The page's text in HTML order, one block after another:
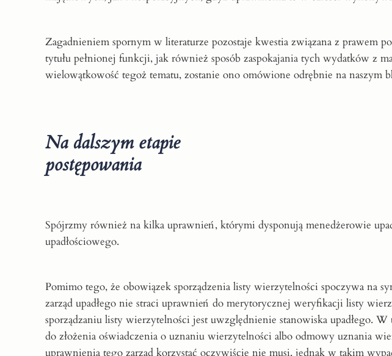
Zagadnieniem spornym w literaturze pozostaje kwestia związana z prawem
tytułu pełnionej funkcji, jak również sposób zaspokajania tych wydatków z
wielowątkowość tegoż tematu, zostanie ono omówione odrębnie na naszym
Na dalszym etapie
postępowania
Spójrzmy również na kilka uprawnień, którymi dysponują menedżerowie
upadłościowego.
Pomimo tego, że obowiązek sporządzenia listy wierzytelności spoczywa na
zarząd upadłego nie straci uprawnień do merytorycznej weryfikacji listy
sporządzaniu listy wierzytelności jest uwzględnienie stanowiska upadłego.
do złożenia oświadczenia o uznaniu wierzytelności albo odmowy uznania
uprawnienia tego zarząd korzystać oczywiście nie musi, jednak w takim